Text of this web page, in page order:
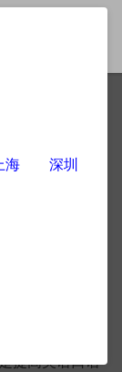
实际应用能
提高英语口语
海
深圳